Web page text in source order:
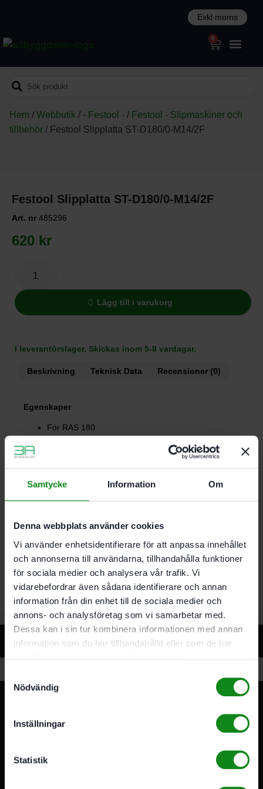
Samtycke Information Om
Denna webbplats använder cookies
Vi använder enhetsidentifierare för att anpassa innehållet
och annonserna till användarna, tillhandahålla funktioner
för sociala medier och analysera vår trafik. Vi
vidarebefordrar även sådana identifierare och annan
information från din enhet till de sociala medier och
annons- och analysföretag som vi samarbetar med.
Dessa kan i sin tur kombinera informationen med annan
information som du har tillhandahållit eller som de har
Nödvändig
Inställningar
Statistik
0
Hem / Webbutik / - Festool - / Festool - Slipmaskiner och
tillbehör / Festool Slipplatta ST-D180/0-M14/2F
Festool Slipplatta ST-D180/0-M14/2F
Art. nr 485296
620 kr
Lägg till i varukorg
I leverantörslager. Skickas inom 5-8 vardagar.
Beskrivning Teknisk Data Recensioner (0)
Egenskaper
För RAS 180
Bli först med att recensera ”Festool Slipplatta ST-D180/0-
M14/2F”
för att skriva en recension.
Relaterade produkter